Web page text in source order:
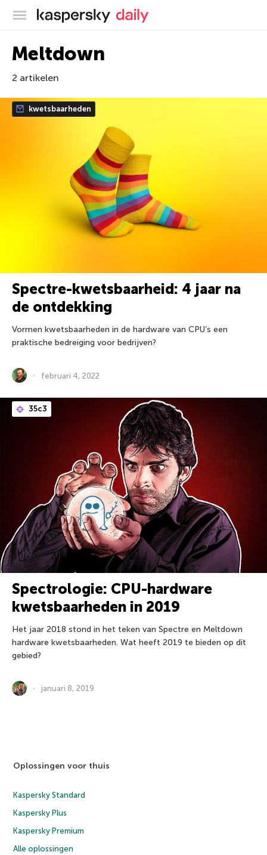
Kaspersky official blog
Meltdown
2 artikelen
kwetsbaarheden
Spectre-kwetsbaarheid: 4 jaar na
de ontdekking
Vormen kwetsbaarheden in de hardware van CPU’s een
praktische bedreiging voor bedrijven?
februari 4, 2022
35c3
Spectrologie: CPU-hardware
kwetsbaarheden in 2019
Het jaar 2018 stond in het teken van Spectre en Meltdown
hardware kwetsbaarheden. Wat heeft 2019 te bieden op dit
gebied?
januari 8, 2019
Oplossingen voor thuis
Kaspersky Standard
Kaspersky Plus
Kaspersky Premium
Alle oplossingen